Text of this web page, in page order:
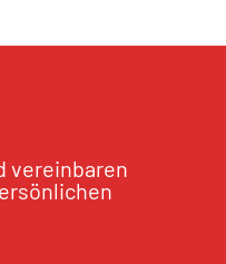
vereinbaren